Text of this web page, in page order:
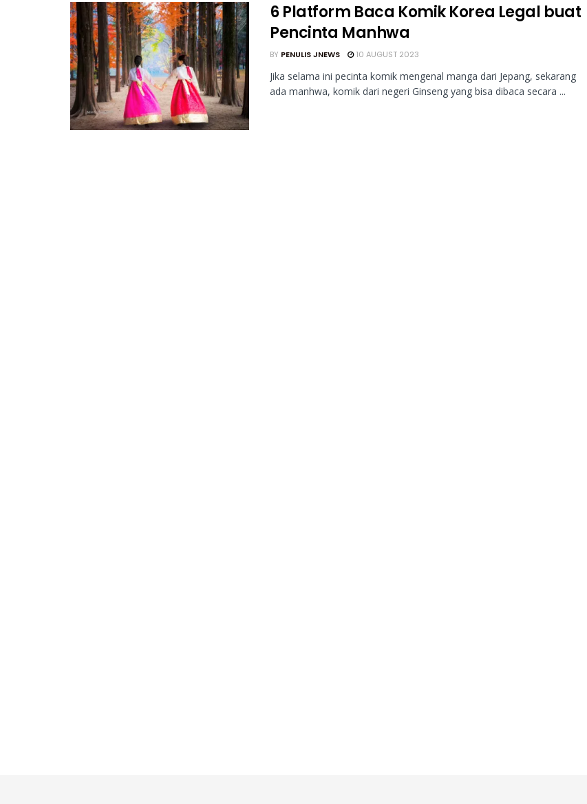
6 Platform Baca Komik Korea Legal buat
Pencinta Manhwa
BY PENULIS JNEWS 10 AUGUST 2023
Jika selama ini pecinta komik mengenal manga dari Jepang, sekarang
ada manhwa, komik dari negeri Ginseng yang bisa dibaca secara ...